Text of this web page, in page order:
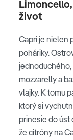
život
Capri je nielen
poháriky.
jednoduchého,
mozzarelly a
vlajky. K tomu
ktorý si
prinesie do úst
že citróny na